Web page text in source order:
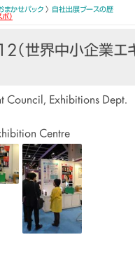
まかせパック 〉
自社出展ブースの歴
）
世界中小企業エ
Council, Exhibitions Dept.
Centre